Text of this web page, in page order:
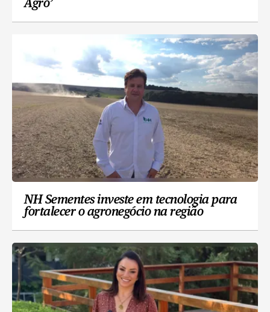
Agro’
NH Sementes investe em tecnologia para
fortalecer o agronegócio na região